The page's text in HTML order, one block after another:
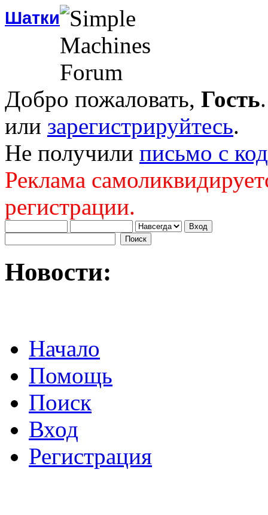
Шатки
Добро пожаловать, Гость
или зарегистрируйтесь.
Не получили письмо с
Реклама
регистрации.
Новости:
Начало
Помощь
Поиск
Вход
Регистрация